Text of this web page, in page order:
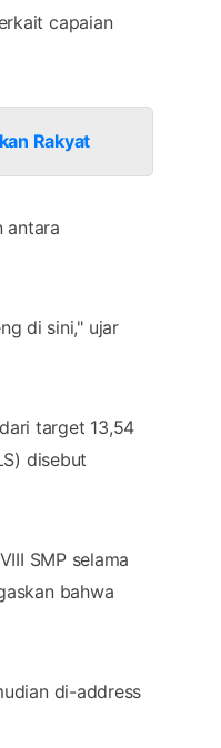
capaian
Rakyat
antara
di sini," ujar
target 13,54
disebut
SMP selama
bahwa
di-address